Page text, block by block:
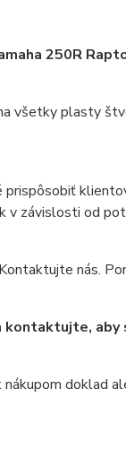
250R
všetky plasty
v závislosti od
nás.
kontaktujte,
doklad